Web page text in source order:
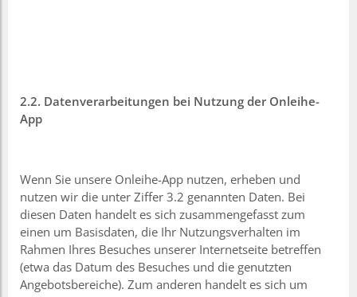
2.2. Datenverarbeitungen bei Nutzung der Onleihe-
App
Wenn Sie unsere Onleihe-App nutzen, erheben und
nutzen wir die unter Ziffer 3.2 genannten Daten. Bei
diesen Daten handelt es sich zusammengefasst zum
einen um Basisdaten, die Ihr Nutzungsverhalten im
Rahmen Ihres Besuches unserer Internetseite betreffen
(etwa das Datum des Besuches und die genutzten
Angebotsbereiche). Zum anderen handelt es sich um